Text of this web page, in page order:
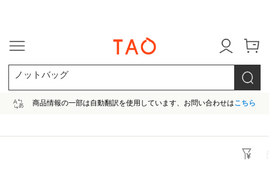
ノットバッグ
商品情報の一部は自動翻訳を使用しています、お問い合わせはこちら